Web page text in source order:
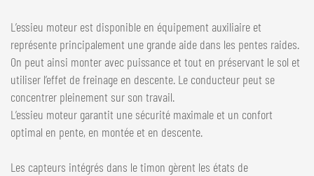
L’essieu moteur est disponible en équipement auxiliaire et
représente principalement une grande aide dans les pentes raides.
On peut ainsi monter avec puissance et tout en préservant le sol et
utiliser l’effet de freinage en descente. Le conducteur peut se
concentrer pleinement sur son travail.
L’essieu moteur garantit une sécurité maximale et un confort
optimal en pente, en montée et en descente.
Les capteurs intégrés dans le timon gèrent les états de